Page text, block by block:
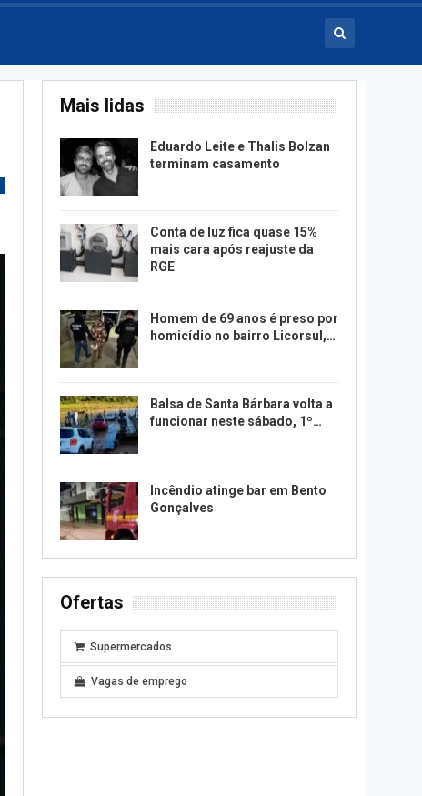
Mais lidas
Eduardo Leite e Thalis Bolzan
terminam casamento
Conta de luz fica quase 15%
mais cara após reajuste da
RGE
Homem de 69 anos é preso por
homicídio no bairro Licorsul,…
Balsa de Santa Bárbara volta a
funcionar neste sábado, 1º…
Incêndio atinge bar em Bento
Gonçalves
Ofertas
Supermercados
Vagas de emprego